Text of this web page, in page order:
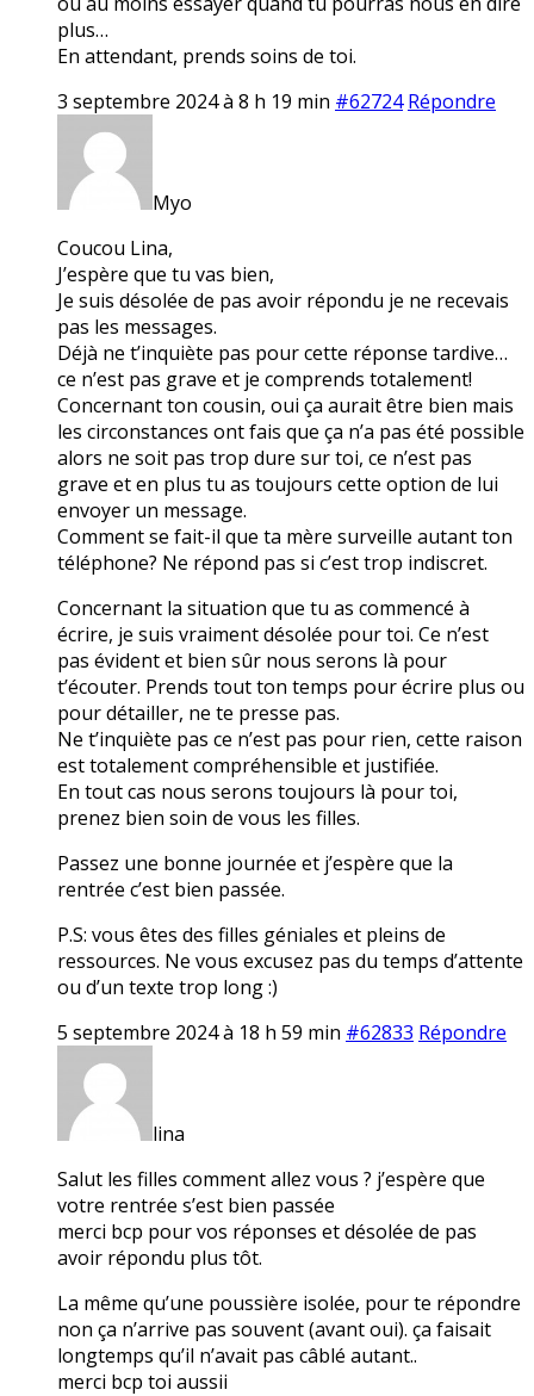
plus…
En attendant, prends soins de toi.
3 septembre 2024 à 8 h 19 min #62724 Répondre
Myo
Coucou Lina,
J’espère que tu vas bien,
Je suis désolée de pas avoir répondu je ne recevais
pas les messages.
Déjà ne t’inquiète pas pour cette réponse tardive…
ce n’est pas grave et je comprends totalement!
Concernant ton cousin, oui ça aurait être bien mais
les circonstances ont fais que ça n’a pas été possible
alors ne soit pas trop dure sur toi, ce n’est pas
grave et en plus tu as toujours cette option de lui
envoyer un message.
Comment se fait-il que ta mère surveille autant ton
téléphone? Ne répond pas si c’est trop indiscret.
Concernant la situation que tu as commencé à
écrire, je suis vraiment désolée pour toi. Ce n’est
pas évident et bien sûr nous serons là pour
t’écouter. Prends tout ton temps pour écrire plus ou
pour détailler, ne te presse pas.
Ne t’inquiète pas ce n’est pas pour rien, cette raison
est totalement compréhensible et justifiée.
En tout cas nous serons toujours là pour toi,
prenez bien soin de vous les filles.
Passez une bonne journée et j’espère que la
rentrée c’est bien passée.
P.S: vous êtes des filles géniales et pleins de
ressources. Ne vous excusez pas du temps d’attente
ou d’un texte trop long :)
5 septembre 2024 à 18 h 59 min #62833 Répondre
lina
Salut les filles comment allez vous ? j’espère que
votre rentrée s’est bien passée
merci bcp pour vos réponses et désolée de pas
avoir répondu plus tôt.
La même qu’une poussière isolée, pour te répondre
non ça n’arrive pas souvent (avant oui). ça faisait
longtemps qu’il n’avait pas câblé autant..
merci bcp toi aussii